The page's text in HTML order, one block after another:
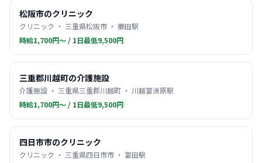
松阪市のクリニック
クリニック ・ 三重県松阪市 ・ 櫛田駅
時給1,700円〜 / 1日最低9,500円
三重郡川越町の介護施設
介護施設 ・ 三重県三重郡川越町 ・ 川越富洲原駅
時給1,700円〜 / 1日最低9,500円
四日市市のクリニック
クリニック ・ 三重県四日市市 ・ 富田駅